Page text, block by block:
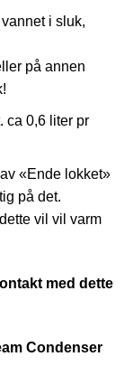
i sluk,
på annen
ca 0,6 liter pr
«Ende lokket»
på det.
vil vil varm
med dette
Condenser